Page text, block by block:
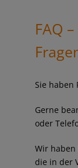
FAQ
Sie haben
Gerne
oder
Wir haben
die in der